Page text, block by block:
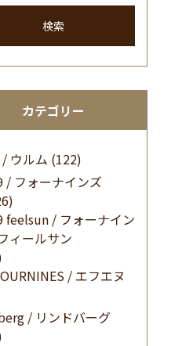
検索
カテゴリー
ウルム (122)
/ フォーナインズ
feelsun / フォーナイン
ィールサン
/ エフエヌ
/ リンドバーグ